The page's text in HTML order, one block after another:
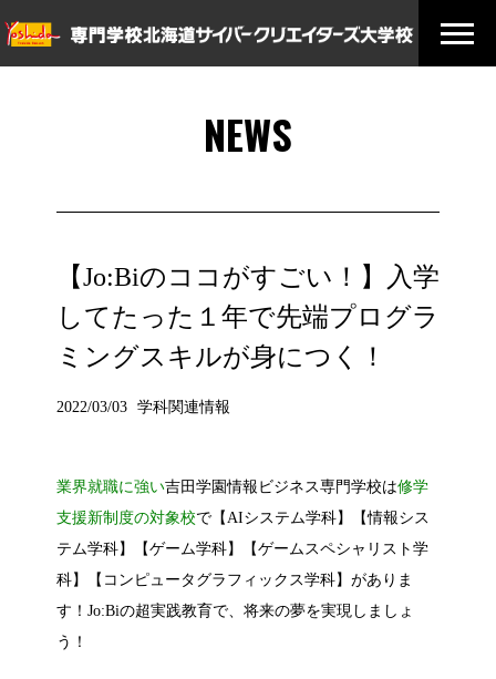
NEWS
【Jo:Biのココがすごい！】入学
してたった１年で先端プログラ
ミングスキルが身につく！
2022/03/03 学科関連情報
業界就職に強い吉田学園情報ビジネス専門学校は修学
支援新制度の対象校で【AIシステム学科】【情報シス
テム学科】【ゲーム学科】【ゲームスペシャリスト学
科】【コンピュータグラフィックス学科】がありま
す！Jo:Biの超実践教育で、将来の夢を実現しましょ
う！